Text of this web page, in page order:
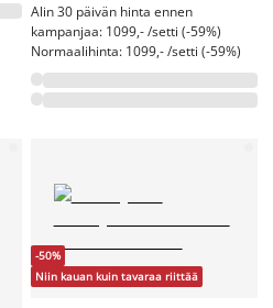
Alin 30 päivän hinta ennen
kampanjaa: 1099,- /setti (-59%)
Normaalihinta: 1099,- /setti (-59%)
-50%
Niin kauan kuin tavaraa riittää